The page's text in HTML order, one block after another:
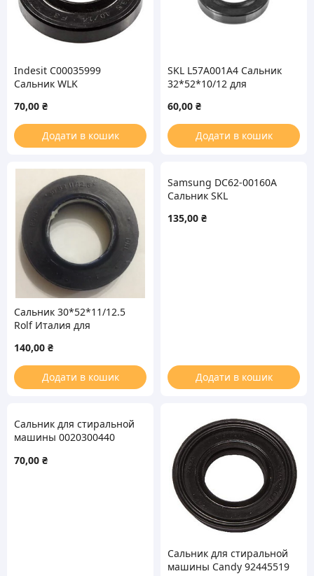
Indesit C00035999
Сальник WLK
стиральной машины
70,00 ₴
Додати в кошик
SKL L57A001A4 Сальник
32*52*10/12 для
60,00 ₴
Додати в кошик
Сальник 30*52*11/12.5
Rolf Италия для
140,00 ₴
Додати в кошик
Samsung DC62-00160A
Сальник SKL
стиральной машины
135,00 ₴
Додати в кошик
Сальник для стиральной
машины 0020300440
70,00 ₴
Сальник для стиральной
машины Candy 92445519